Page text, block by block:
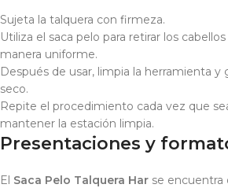
Sujeta la talquera con firmeza.
Utiliza el saca pelo para retirar los
manera uniforme.
Después de usar, limpia la herramienta y
seco.
Repite el procedimiento cada vez que
mantener la estación limpia.
Presentaciones y
El Saca Pelo Talquera Har se encuentra